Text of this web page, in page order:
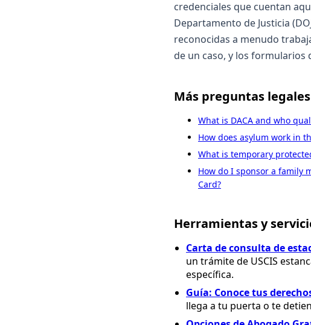
credenciales que cuentan
Departamento de Justicia
reconocidas a menudo
de un caso, y los formularios
Más preguntas legales
What is DACA and who
How does asylum work in
What is temporary
How do I sponsor a family
Card?
Herramientas y
Carta de consulta de
un trámite de USCIS
específica.
Guía: Conoce tus
llega a tu puerta o te